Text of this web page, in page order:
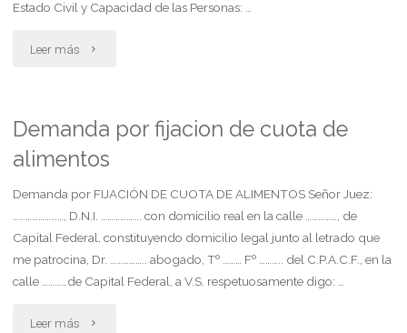
Estado Civil y Capacidad de las Personas: …
Leer más "Denuncia
impedimentos
matrimoniales
2"
Demanda por fijacion de cuota de
alimentos
Demanda por FIJACIÓN DE CUOTA DE ALIMENTOS Señor Juez:
……………………, D.N.I. ………………. con domicilio real en la calle ……………, de
Capital Federal, constituyendo domicilio legal junto al letrado que
me patrocina, Dr. …………….. abogado, Tº ……… Fº ……….. del C.P.A.C.F., en la
calle …………de Capital Federal, a V.S. respetuosamente digo: …
Leer más "Demanda